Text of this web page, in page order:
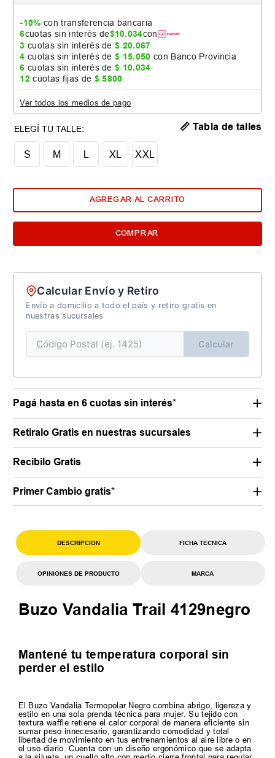
-10% con transferencia bancaria
6cuotas sin interés de$10.034con
3 cuotas sin interés de$ 20.067
4 cuotas sin interés de$ 15.050 con Banco Provincia
6 cuotas sin interés de$ 10.034
12 cuotas fijas de $ 5800
Ver todos los medios de pago
S L
M XL XXL
📏 Tabla de talles
AGREGAR AL CARRITO
COMPRAR
Calcular Envío y Retiro
Envío a domicilio a todo el país y retiro gratis en
nuestras sucursales
Calcular
Pagá hasta en 6 cuotas sin interés*
Retiralo Gratis en nuestras sucursales
Recibilo Gratis
Primer Cambio gratis*
DESCRIPCION FICHA TECNICA
OPINIONES DE PRODUCTO MARCA
Buzo Vandalia Trail 4129negro
Mantené tu temperatura corporal sin
perder el estilo
El Buzo Vandalia Termopolar Negro combina abrigo, ligereza y
estilo en una sola prenda técnica para mujer. Su tejido con
textura waffle retiene el calor corporal de manera eficiente sin
sumar peso innecesario, garantizando comodidad y total
libertad de movimiento en tus entrenamientos al aire libre o en
el uso diario. Cuenta con un diseño ergonómico que se adapta